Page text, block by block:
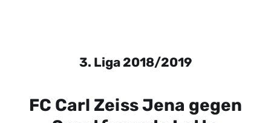
3. Liga 2018/2019
FC Carl Zeiss Jena gegen